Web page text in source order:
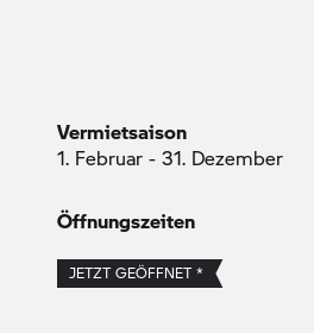
Vermietsaison
1. Februar - 31. Dezember
Öffnungszeiten
JETZT GEÖFFNET *